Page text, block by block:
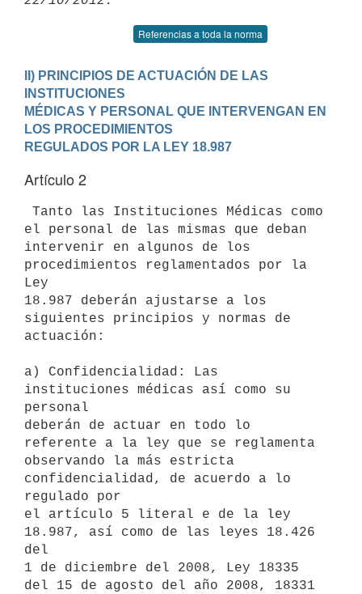
Referencias a toda la norma
II) PRINCIPIOS DE ACTUACIÓN DE LAS
INSTITUCIONES
MÉDICAS Y PERSONAL QUE INTERVENGAN EN
LOS PROCEDIMIENTOS
REGULADOS POR LA LEY 18.987
Artículo 2
el personal de las mismas que deban
intervenir en algunos de los
procedimientos reglamentados por la
Ley
18.987 deberán ajustarse a los
siguientes principios y normas de
actuación:
a) Confidencialidad: Las
instituciones médicas así como su
personal
deberán de actuar en todo lo
referente a la ley que se reglamenta
observando la más estricta
confidencialidad, de acuerdo a lo
regulado por
el artículo 5 literal e de la ley
18.987, así como de las leyes 18.426
del
1 de diciembre del 2008, Ley 18335
del 15 de agosto del año 2008, 18331